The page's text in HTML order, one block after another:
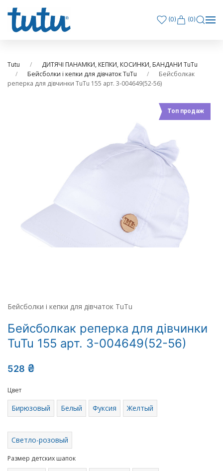
(0) (0)
Tutu
ДИТЯЧІ ПАНАМКИ, КЕПКИ, КОСИНКИ, БАНДАНИ TuTu
Бейсболки і кепки для дівчаток TuTu
Бейсболкак
реперка для дівчинки TuTu 155 арт. 3-004649(52-56)
Топ продаж
Бейсболки і кепки для дівчаток TuTu
Бейсболкак реперка для дівчинки
TuTu 155 арт. 3-004649(52-56)
528 ₴
Цвет
Бирюзовый Белый Фуксия Желтый
Светло-розовый
Размер детских шапок